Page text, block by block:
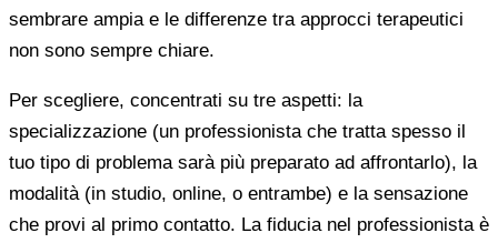
sembrare ampia e le differenze tra approcci terapeutici
non sono sempre chiare.
Per scegliere, concentrati su tre aspetti: la
specializzazione (un professionista che tratta spesso il
tuo tipo di problema sarà più preparato ad affrontarlo), la
modalità (in studio, online, o entrambe) e la sensazione
che provi al primo contatto. La fiducia nel professionista è